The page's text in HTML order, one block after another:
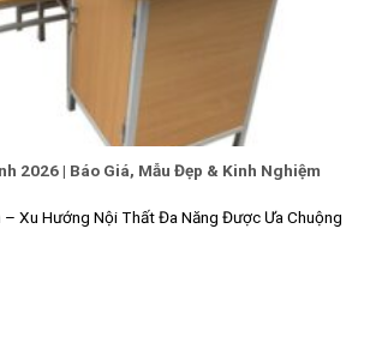
2026 | Báo Giá, Mẫu Đẹp & Kinh Nghiệm
– Xu Hướng Nội Thất Đa Năng Được Ưa Chuộng